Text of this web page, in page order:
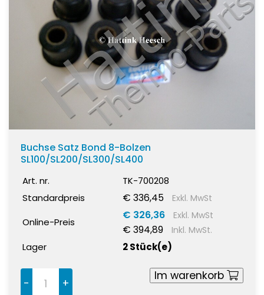
Buchse Satz Bond 8-Bolzen
SL100/SL200/SL300/SL400
Art. nr.
TK-700208
Standardpreis
€ 336,45 Exkl. MwSt
Online-Preis
€ 326,36 Exkl. MwSt
€ 394,89 Inkl. MwSt.
Lager 2 Stück(e)
- +
Im warenkorb